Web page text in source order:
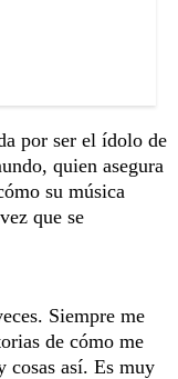
por ser el ídolo de
quien asegura
su música
que se
Siempre me
de cómo me
cosas así. Es muy